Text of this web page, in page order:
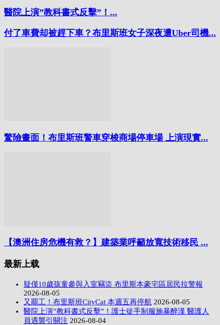
醫院上演”教科書式反擊”！...
付了車費却被趕下車？布里斯班女子深夜遭Uber司機...
驚險畫面！布里斯班警車穿梭商場停車場 上演現實...
【澳洲住房危機有救？】建築業呼籲放寬技術移民 ...
最新上载
疑僅10歲孩童參與入室竊盜 布里斯本豪宅區居民拉警報
2026-08-05
又罷工！布里斯班CityCat 本週五再停航 2026-08-05
醫院上演”教科書式反擊”！護士徒手制服施暴醉漢 醫護人
員遇襲引關注 2026-08-04